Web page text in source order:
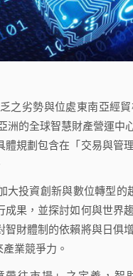
劣勢與位處東南亞經貿
洲的全球智慧財產營運
規劃包含在「交易與管
投資創新與數位轉型的
果，並探討如何與世界
財體制的依賴將與日俱
業競爭力。